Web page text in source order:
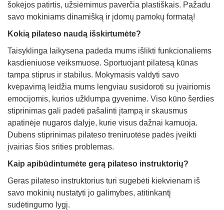
šokėjos patirtis, užsiėmimus paverčia plastiškais. Pažadu
savo mokiniams dinamišką ir įdomų pamokų formatą!
Kokią pilateso naudą išskirtumėte?
Taisyklinga laikysena padeda mums išlikti funkcionaliems
kasdieniuose veiksmuose. Sportuojant pilatesą kūnas
tampa stiprus ir stabilus. Mokymasis valdyti savo
kvėpavimą leidžia mums lengviau susidoroti su įvairiomis
emocijomis, kurios užklumpa gyvenime. Viso kūno šerdies
stiprinimas gali padėti pašalinti įtampą ir skausmus
apatinėje nugaros dalyje, kurie visus dažnai kamuoja.
Dubens stiprinimas pilateso treniruotėse padės įveikti
įvairias šios srities problemas.
Kaip apibūdintumėte gerą pilateso instruktorių?
Geras pilateso instruktorius turi sugebėti kiekvienam iš
savo mokinių nustatyti jo galimybes, atitinkantį
sudėtingumo lygį.